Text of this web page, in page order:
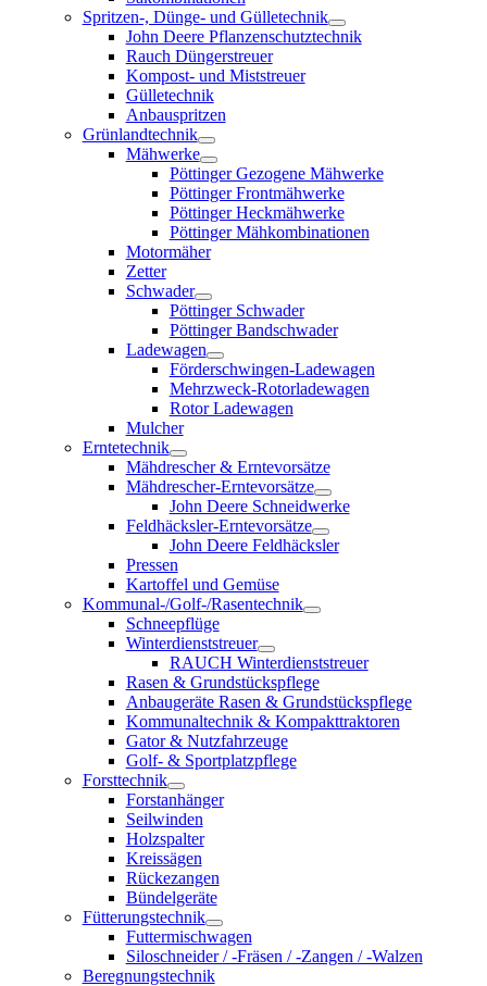
Spritzen-, Dünge- und Gülletechnik
John Deere Pflanzenschutztechnik
Rauch Düngerstreuer
Kompost- und Miststreuer
Gülletechnik
Anbauspritzen
Grünlandtechnik
Mähwerke
Pöttinger Gezogene Mähwerke
Pöttinger Frontmähwerke
Pöttinger Heckmähwerke
Pöttinger Mähkombinationen
Motormäher
Zetter
Schwader
Pöttinger Schwader
Pöttinger Bandschwader
Ladewagen
Förderschwingen-Ladewagen
Mehrzweck-Rotorladewagen
Rotor Ladewagen
Mulcher
Erntetechnik
Mähdrescher & Erntevorsätze
Mähdrescher-Erntevorsätze
John Deere Schneidwerke
Feldhäcksler-Erntevorsätze
John Deere Feldhäcksler
Pressen
Kartoffel und Gemüse
Kommunal-/Golf-/Rasentechnik
Schneepflüge
Winterdienststreuer
RAUCH Winterdienststreuer
Rasen & Grundstückspflege
Anbaugeräte Rasen & Grundstückspflege
Kommunaltechnik & Kompakttraktoren
Gator & Nutzfahrzeuge
Golf- & Sportplatzpflege
Forsttechnik
Forstanhänger
Seilwinden
Holzspalter
Kreissägen
Rückezangen
Bündelgeräte
Fütterungstechnik
Futtermischwagen
Siloschneider / -Fräsen / -Zangen / -Walzen
Beregnungstechnik